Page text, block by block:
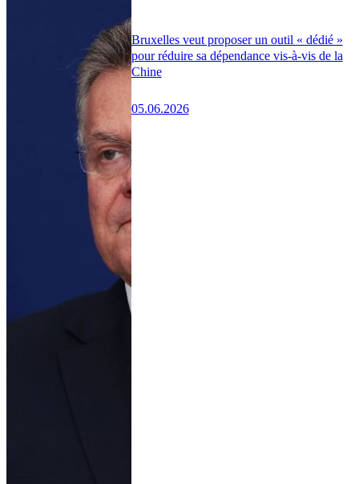
Bruxelles veut proposer un outil « dédié »
pour réduire sa dépendance vis-à-vis de la
Chine
05.06.2026